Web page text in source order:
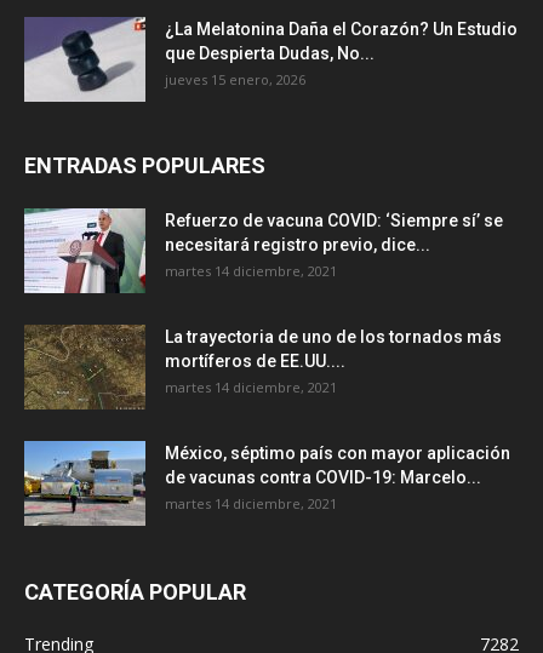
¿La Melatonina Daña el Corazón? Un Estudio
que Despierta Dudas, No...
jueves 15 enero, 2026
ENTRADAS POPULARES
Refuerzo de vacuna COVID: ‘Siempre sí’ se
necesitará registro previo, dice...
martes 14 diciembre, 2021
La trayectoria de uno de los tornados más
mortíferos de EE.UU....
martes 14 diciembre, 2021
México, séptimo país con mayor aplicación
de vacunas contra COVID-19: Marcelo...
martes 14 diciembre, 2021
CATEGORÍA POPULAR
Trending
7282